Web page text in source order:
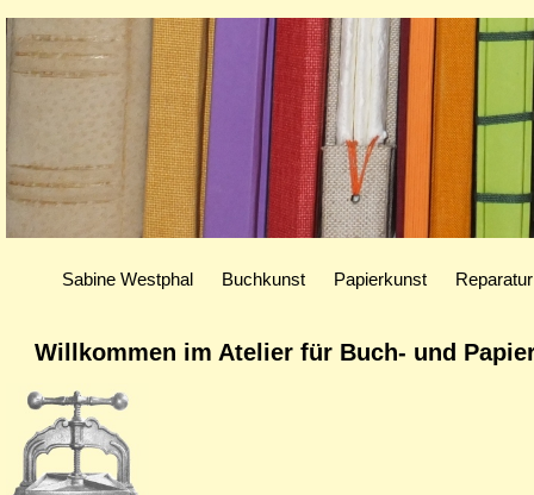
Sabine Westphal Buchkunst Papierkunst Reparatur
Willkommen im Atelier für Buch- und